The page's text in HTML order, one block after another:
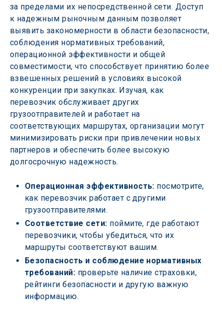
за пределами их непосредственной сети. Доступ
к надежным рыночным данным позволяет
выявить закономерности в области безопасности,
соблюдения нормативных требований,
операционной эффективности и общей
совместимости, что способствует принятию более
взвешенных решений в условиях высокой
конкуренции при закупках. Изучая, как
перевозчик обслуживает других
грузоотправителей и работает на
соответствующих маршрутах, организации могут
минимизировать риски при привлечении новых
партнеров и обеспечить более высокую
долгосрочную надежность.
Операционная эффективность: посмотрите,
как перевозчик работает с другими
грузоотправителями.
Соответствие сети: поймите, где работают
перевозчики, чтобы убедиться, что их
маршруты соответствуют вашим.
Безопасность и соблюдение нормативных
требований: проверьте наличие страховки,
рейтинги безопасности и другую важную
информацию.